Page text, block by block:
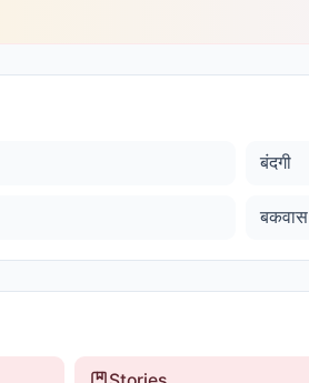
बंदगी
बकवास